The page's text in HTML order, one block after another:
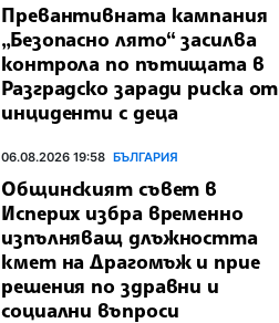
Превантивната кампания
„Безопасно лято“ засилва
контрола по пътищата в
Разградско заради риска от
инциденти с деца
06.08.2026 19:58 БЪЛГАРИЯ
Общинският съвет в
Исперих избра временно
изпълняващ длъжността
кмет на Драгомъж и прие
решения по здравни и
социални въпроси